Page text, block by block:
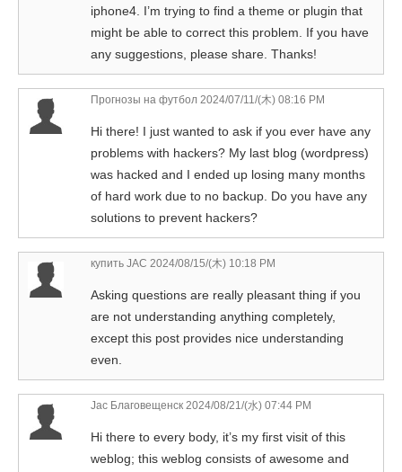
iphone4. I’m trying to find a theme or plugin that
might be able to correct this problem. If you have
any suggestions, please share. Thanks!
Прогнозы на футбол 2024/07/11/(木) 08:16 PM
Hi there! I just wanted to ask if you ever have any
problems with hackers? My last blog (wordpress)
was hacked and I ended up losing many months
of hard work due to no backup. Do you have any
solutions to prevent hackers?
купить JAC 2024/08/15/(木) 10:18 PM
Asking questions are really pleasant thing if you
are not understanding anything completely,
except this post provides nice understanding
even.
Jac Благовещенск 2024/08/21/(水) 07:44 PM
Hi there to every body, it’s my first visit of this
weblog; this weblog consists of awesome and